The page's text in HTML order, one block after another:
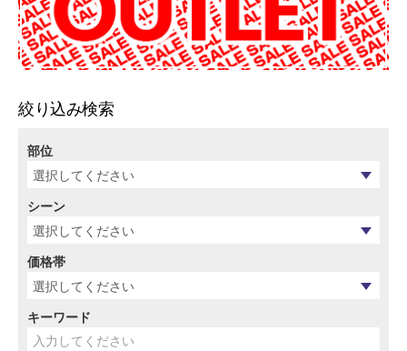
絞り込み検索
部位
シーン
価格帯
キーワード